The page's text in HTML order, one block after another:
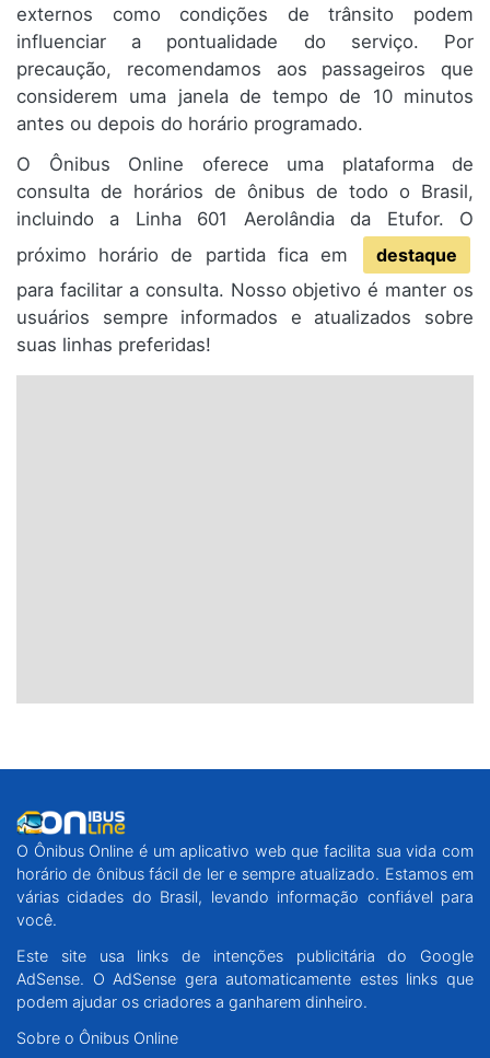
externos como condições de trânsito podem
influenciar a pontualidade do serviço. Por
precaução, recomendamos aos passageiros que
considerem uma janela de tempo de 10 minutos
antes ou depois do horário programado.
O Ônibus Online oferece uma plataforma de
consulta de horários de ônibus de todo o Brasil,
incluindo a Linha 601 Aerolândia da Etufor. O
próximo horário de partida fica em
destaque
para facilitar a consulta. Nosso objetivo é manter os
usuários sempre informados e atualizados sobre
suas linhas preferidas!
O Ônibus Online é um aplicativo web que facilita sua vida com
horário de ônibus fácil de ler e sempre atualizado. Estamos em
várias cidades do Brasil, levando informação confiável para
você.
Este site usa links de intenções publicitária do Google
AdSense. O AdSense gera automaticamente estes links que
podem ajudar os criadores a ganharem dinheiro.
Sobre o Ônibus Online